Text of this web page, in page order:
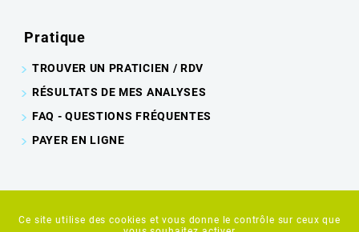
Pratique
TROUVER UN PRATICIEN / RDV
RÉSULTATS DE MES ANALYSES
FAQ - QUESTIONS FRÉQUENTES
PAYER EN LIGNE
©2023-26 HÔPITAL DE TULLE - TOUS DROITS RÉSERVÉS - CRÉATION &
Ce site utilise des cookies et vous donne le contrôle sur ceux que